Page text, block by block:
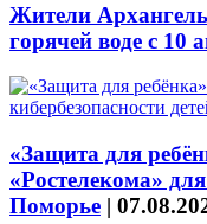
Жители
горячей воде с 10
«Защита для
«Ростелекома»
Поморье |